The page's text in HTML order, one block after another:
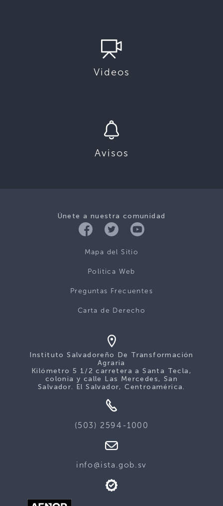
Videos
Avisos
Únete a nuestra comunidad
Mapa del Sitio
Politica Web
Preguntas Frecuentes
Carta de Derecho
Instituto Salvadoreño De Transformación
Agraria
Kilómetro 5 1/2 carretera a Santa Tecla,
colonia y calle Las Mercedes, San
Salvador. El Salvador, Centroamérica.
(503) 2594-1000
info@ista.gob.sv